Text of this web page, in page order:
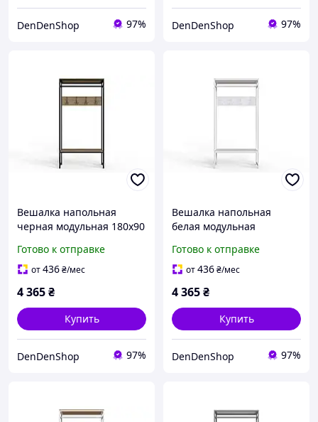
DenDenShop 97% DenDenShop 97%
Вешалка напольная
черная модульная 180x90
и металла с дубом Сонома
стильная для хранени
Готово к отправке
от436₴/мес
4 365₴
Купить
DenDenShop 97%
Вешалка напольная
белая модульная
спальни из ДСП и
металла стильная для
Готово к отправке
от436₴/мес
4 365₴
Купить
DenDenShop 97%